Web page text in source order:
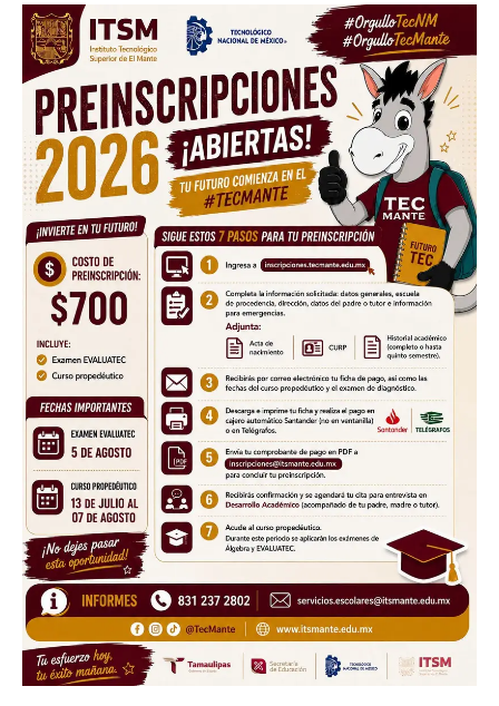
Facebook
Twitter
EmailWhatsApp
Copy
Link
Gmail
Telegram
Don't miss
out!
Sing up for our newsletter
to stay in the loop.
SUBSCRIBE